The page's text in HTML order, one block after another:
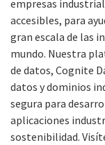
empresas
accesibles, para
gran escala de las
mundo. Nuestra
de datos, Cognite
datos y dominios
segura para
aplicaciones
sostenibilidad.